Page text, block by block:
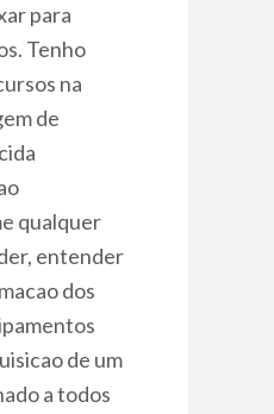
para
Tenho
na
de
qualquer
entender
dos
de um
a todos